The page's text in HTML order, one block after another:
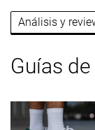
Análisis y
Guías